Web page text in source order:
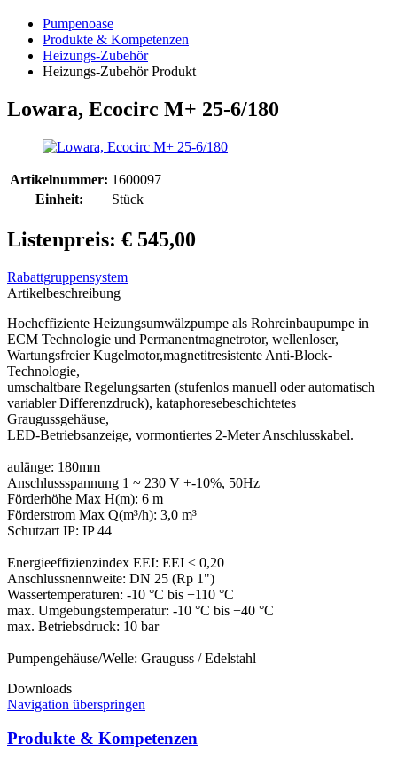
Pumpenoase
Produkte & Kompetenzen
Heizungs-Zubehör
Heizungs-Zubehör Produkt
Lowara, Ecocirc M+ 25-6/180
Artikelnummer: 1600097
Einheit:
Stück
Listenpreis: € 545,00
Rabattgruppensystem
Artikelbeschreibung
Hocheffiziente Heizungsumwälzpumpe als Rohreinbaupumpe in
ECM Technologie und Permanentmagnetrotor, wellenloser,
Wartungsfreier Kugelmotor,magnetitresistente Anti-Block-
Technologie,
umschaltbare Regelungsarten (stufenlos manuell oder automatisch
variabler Differenzdruck), kataphoresebeschichtetes
Graugussgehäuse,
LED-Betriebsanzeige, vormontiertes 2-Meter Anschlusskabel.
aulänge: 180mm
Anschlussspannung 1 ~ 230 V +-10%, 50Hz
Förderhöhe Max H(m): 6 m
Förderstrom Max Q(m³/h): 3,0 m³
Schutzart IP: IP 44
Energieeffizienzindex EEI: EEI ≤ 0,20
Anschlussnennweite: DN 25 (Rp 1")
Wassertemperaturen: -10 °C bis +110 °C
max. Umgebungstemperatur: -10 °C bis +40 °C
max. Betriebsdruck: 10 bar
Downloads
Navigation überspringen
Produkte & Kompetenzen